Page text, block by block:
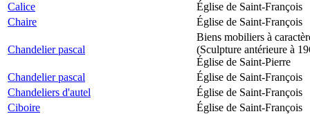
Calice
Église de Saint-François
Chaire
Église de Saint-François
Chandelier pascal
Biens mobiliers à
(Sculpture antérieure à
Église de Saint-Pierre
Chandelier pascal
Église de Saint-François
Chandeliers d'autel
Église de Saint-François
Ciboire
Église de Saint-François